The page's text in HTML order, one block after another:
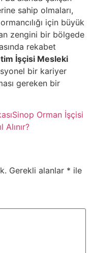
sahip olmaları,
için büyük
zengini bir bölgede
rekabet
İşçisi Mesleki
bir kariyer
gereken bir
Sinop Orman İşçisi
Gerekli alanlar * ile